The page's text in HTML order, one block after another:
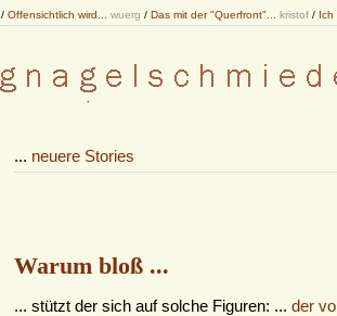
/ Offensichtlich wird... wuerg / Das mit der "Querfront"... kristof / Ich
... neuere Stories
Warum bloß ...
... stützt der sich auf solche Figuren: ... der